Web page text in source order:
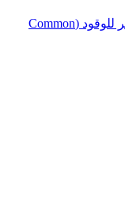
منصة اختبار نظام الحقن المباشر للوقود (Common